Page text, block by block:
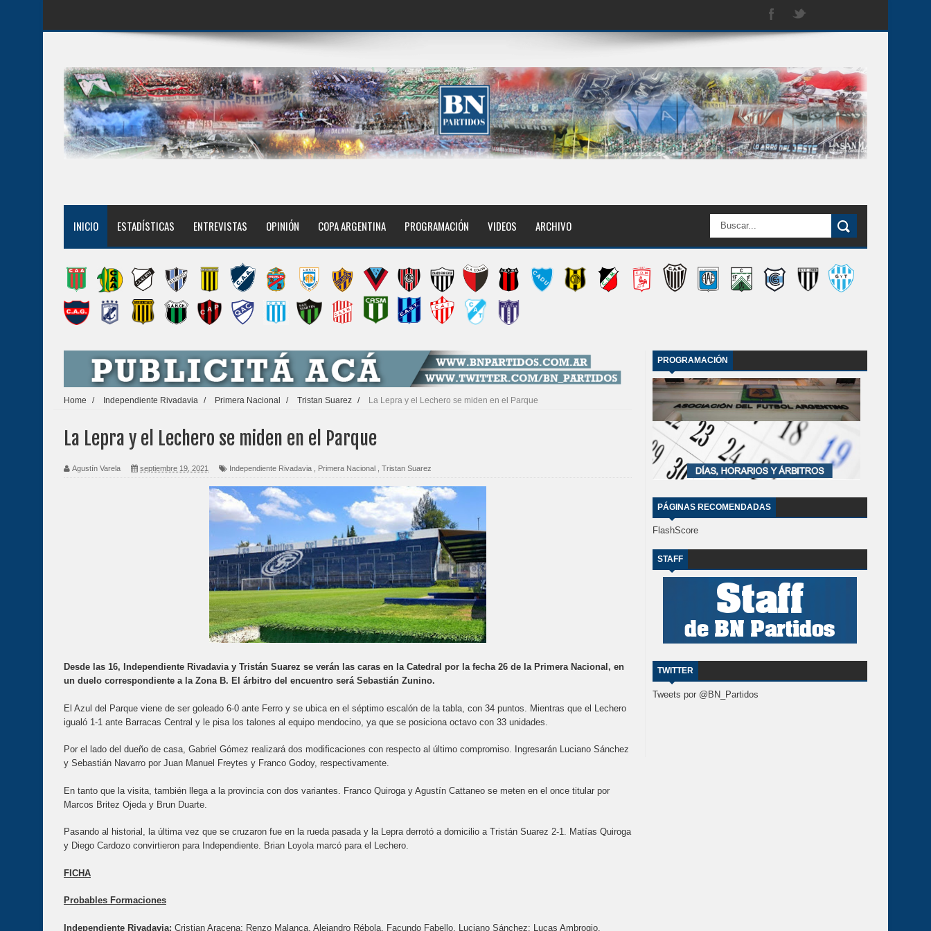
INICIO ESTADÍSTICAS ENTREVISTAS OPINIÓN COPA ARGENTINA PROGRAMACIÓN VIDEOS ARCHIVO
Home / Independiente Rivadavia / Primera Nacional / Tristan Suarez / La Lepra y el Lechero se miden en el Parque
La Lepra y el Lechero se miden en el Parque
Agustín Varela septiembre 19, 2021 Independiente Rivadavia Primera Nacional Tristan Suarez
Desde las 16, Independiente Rivadavia y Tristán Suarez se verán las caras en la Catedral por la fecha 26 de la Primera Nacional, en
un duelo correspondiente a la Zona B. El árbitro del encuentro será Sebastián Zunino.
El Azul del Parque viene de ser goleado 6-0 ante Ferro y se ubica en el séptimo escalón de la tabla, con 34 puntos. Mientras que el Lechero
igualó 1-1 ante Barracas Central y le pisa los talones al equipo mendocino, ya que se posiciona octavo con 33 unidades.
Por el lado del dueño de casa, Gabriel Gómez realizará dos modificaciones con respecto al último compromiso. Ingresarán Luciano Sánchez
y Sebastián Navarro por Juan Manuel Freytes y Franco Godoy, respectivamente.
En tanto que la visita, también llega a la provincia con dos variantes. Franco Quiroga y Agustín Cattaneo se meten en el once titular por
Marcos Britez Ojeda y Brun Duarte.
Pasando al historial, la última vez que se cruzaron fue en la rueda pasada y la Lepra derrotó a domicilio a Tristán Suarez 2-1. Matías Quiroga
y Diego Cardozo convirtieron para Independiente. Brian Loyola marcó para el Lechero.
FICHA
Probables Formaciones
Independiente Rivadavia: Cristian Aracena; Renzo Malanca, Alejandro Rébola, Facundo Fabello, Luciano Sánchez; Lucas Ambrogio,
PROGRAMACIÓN
PÁGINAS RECOMENDADAS
FlashScore
STAFF
TWITTER
Tweets por @BN_Partidos